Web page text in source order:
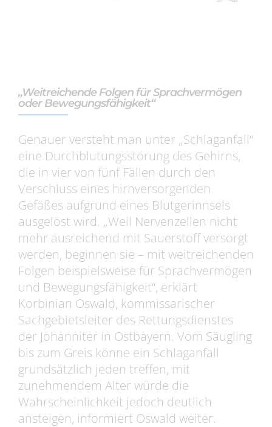
„Weitreichende Folgen für Sprachvermögen
oder Bewegungsfähigkeit“
Genauer versteht man unter „Schlaganfall“
eine Durchblutungsstörung des Gehirns,
die in vier von fünf Fällen durch den
Verschluss eines hirnversorgenden
Gefäßes aufgrund eines Blutgerinnsels
ausgelöst wird. „Weil Nervenzellen nicht
mehr ausreichend mit Sauerstoff versorgt
werden, beginnen sie – mit weitreichenden
Folgen beispielsweise für Sprachvermögen
und Bewegungsfähigkeit“, erklärt
Korbinian Oswald, kommissarischer
Sachgebietsleiter des Rettungsdienstes
der Johanniter in Ostbayern. Vom Säugling
bis zum Greis könne ein Schlaganfall
grundsätzlich jeden treffen, mit
zunehmendem Alter würde die
Wahrscheinlichkeit jedoch deutlich
ansteigen, informiert Oswald weiter.